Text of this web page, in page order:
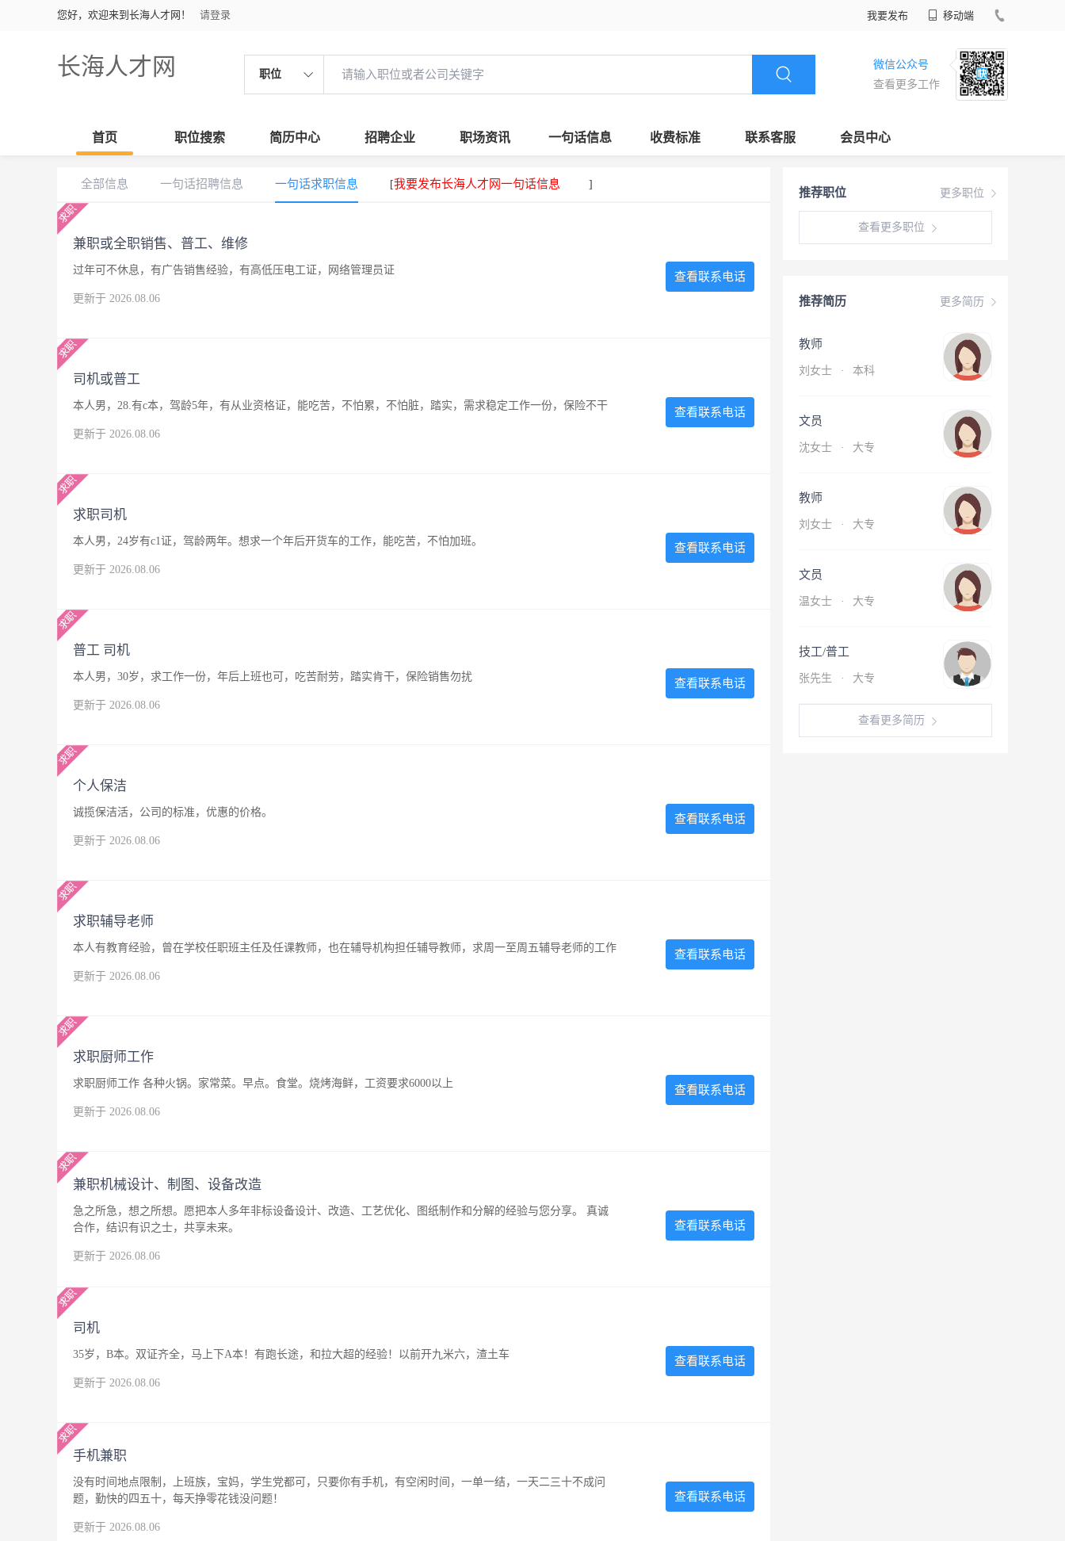
您好，欢迎来到长海人才网！ 请登录 我要发布 移动端
长海人才网 职位
微信公众号
查看更多工作
首页 职位搜索 简历中心 招聘企业 职场资讯 一句话信息 收费标准 联系客服 会员中心
更多职位
推荐职位
查看更多职位
更多简历
推荐简历
教师
刘女士 · 本科
文员
沈女士 · 大专
教师
刘女士 · 大专
文员
温女士 · 大专
技工/普工
张先生 · 大专
查看更多简历
全部信息 一句话招聘信息 一句话求职信息 [我要发布长海人才网一句话信息 ]
兼职或全职销售、普工、维修
过年可不休息，有广告销售经验，有高低压电工证，网络管理员证
更新于 2026.08.06
查看联系电话
司机或普工
本人男，28.有c本，驾龄5年，有从业资格证，能吃苦，不怕累，不怕脏，踏实，需求稳定工作一份，保险不干
更新于 2026.08.06
查看联系电话
求职司机
本人男，24岁有c1证，驾龄两年。想求一个年后开货车的工作，能吃苦，不怕加班。
更新于 2026.08.06
查看联系电话
普工 司机
本人男，30岁，求工作一份，年后上班也可，吃苦耐劳，踏实肯干，保险销售勿扰
更新于 2026.08.06
查看联系电话
个人保洁
诚揽保洁活，公司的标准，优惠的价格。
更新于 2026.08.06
查看联系电话
求职辅导老师
本人有教育经验，曾在学校任职班主任及任课教师，也在辅导机构担任辅导教师，求周一至周五辅导老师的工作
更新于 2026.08.06
查看联系电话
求职厨师工作
求职厨师工作 各种火锅。家常菜。早点。食堂。烧烤海鲜，工资要求6000以上
更新于 2026.08.06
查看联系电话
兼职机械设计、制图、设备改造
急之所急，想之所想。愿把本人多年非标设备设计、改造、工艺优化、图纸制作和分解的经验与您分享。 真诚
合作，结识有识之士，共享未来。
更新于 2026.08.06
查看联系电话
司机
35岁，B本。双证齐全，马上下A本！有跑长途，和拉大超的经验！以前开九米六，渣土车
更新于 2026.08.06
查看联系电话
手机兼职
没有时间地点限制，上班族，宝妈，学生党都可，只要你有手机，有空闲时间，一单一结，一天二三十不成问
题，勤快的四五十，每天挣零花钱没问题！
更新于 2026.08.06
查看联系电话